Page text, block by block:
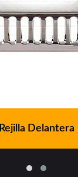
Rejilla Delantera